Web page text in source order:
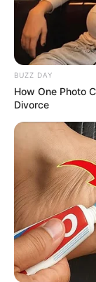
BUZZ DAY
How One Photo
Divorce